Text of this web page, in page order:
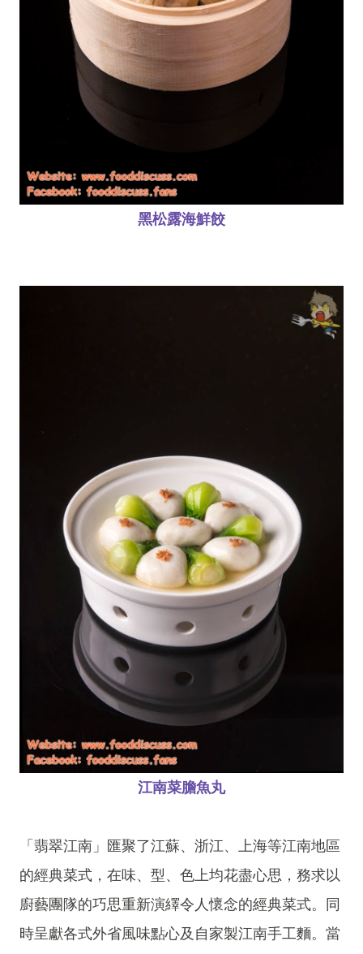
黑松露海鮮餃
江南菜膽魚丸
「翡翠江南」匯聚了江蘇、浙江、上海等江南地區
的經典菜式，在味、型、色上均花盡心思，務求以
廚藝團隊的巧思重新演繹令人懷念的經典菜式。同
時呈獻各式外省風味點心及自家製江南手工麵。當